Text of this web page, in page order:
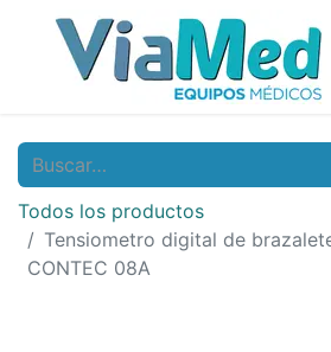
Todos los productos
Tensiometro digital de
CONTEC 08A